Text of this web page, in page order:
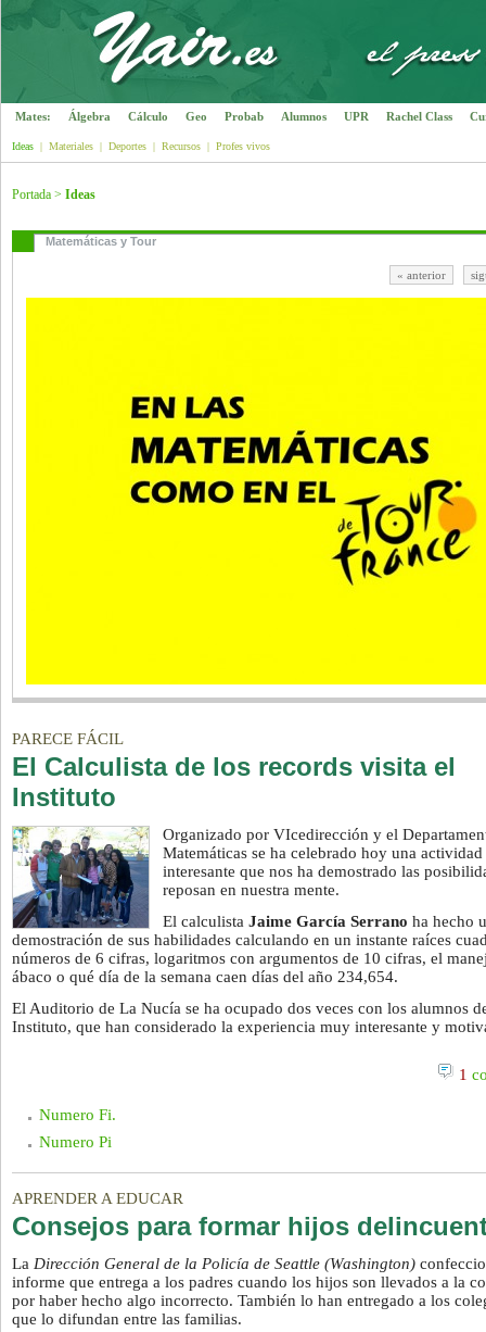
Mates: Álgebra Cálculo Geo Probab Alumnos UPR Rachel Class
Ideas | Materiales | Deportes | Recursos | Profes vivos
Portada > Ideas
Matemáticas y Tour
« anterior
PARECE FÁCIL
El Calculista de los records visita el
Instituto
Organizado por VIcedirección y el
Matemáticas se ha celebrado hoy una
interesante que nos ha demostrado las
reposan en nuestra mente.
El calculista Jaime García Serrano ha hecho
demostración de sus habilidades calculando en un instante raíces
números de 6 cifras, logaritmos con argumentos de 10 cifras, el
ábaco o qué día de la semana caen días del año 234,654.
El Auditorio de La Nucía se ha ocupado dos veces con los alumnos
Instituto, que han considerado la experiencia muy interesante y
1
Numero Fi.
Numero Pi
APRENDER A EDUCAR
Consejos para formar hijos
La Dirección General de la Policía de Seattle (Washington)
informe que entrega a los padres cuando los hijos son llevados a la
por haber hecho algo incorrecto. También lo han entregado a los
que lo difundan entre las familias.